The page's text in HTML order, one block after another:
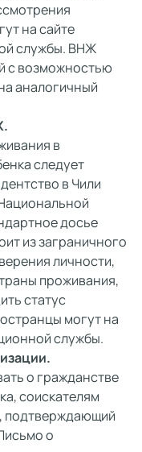
на сайте
службы. ВНЖ
с возможностью
аналогичный
в
следует
в Чили
досье
из заграничного
личности,
проживания,
статус
могут на
службы.
о гражданстве
соискателям
подтверждающий
о